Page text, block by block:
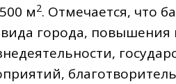
м2. Отмечается, что
вида города,